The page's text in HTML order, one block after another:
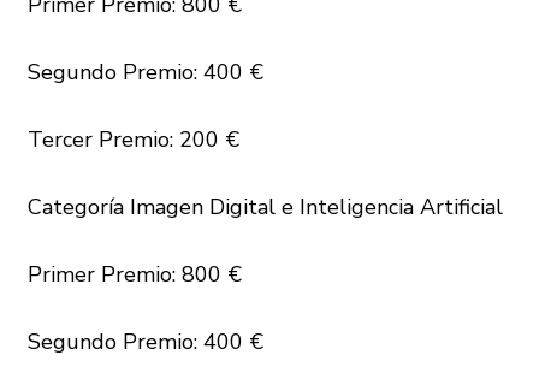
Segundo Premio: 400 €
Tercer Premio: 200 €
Categoría Imagen Digital e Inteligencia Artificial
Primer Premio: 800 €
Segundo Premio: 400 €